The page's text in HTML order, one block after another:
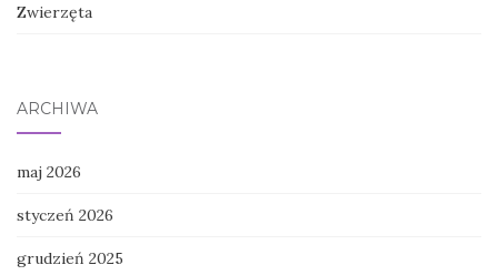
Zwierzęta
ARCHIWA
maj 2026
styczeń 2026
grudzień 2025